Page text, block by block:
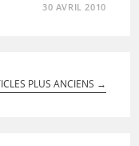
30 AVRIL 2010
PLUS ANCIENS →